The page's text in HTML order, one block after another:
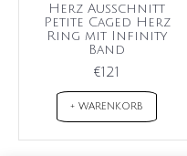
Herz Ausschnitt
Petite Caged Herz
Ring mit Infinity
Band
€121
+ WARENKORB